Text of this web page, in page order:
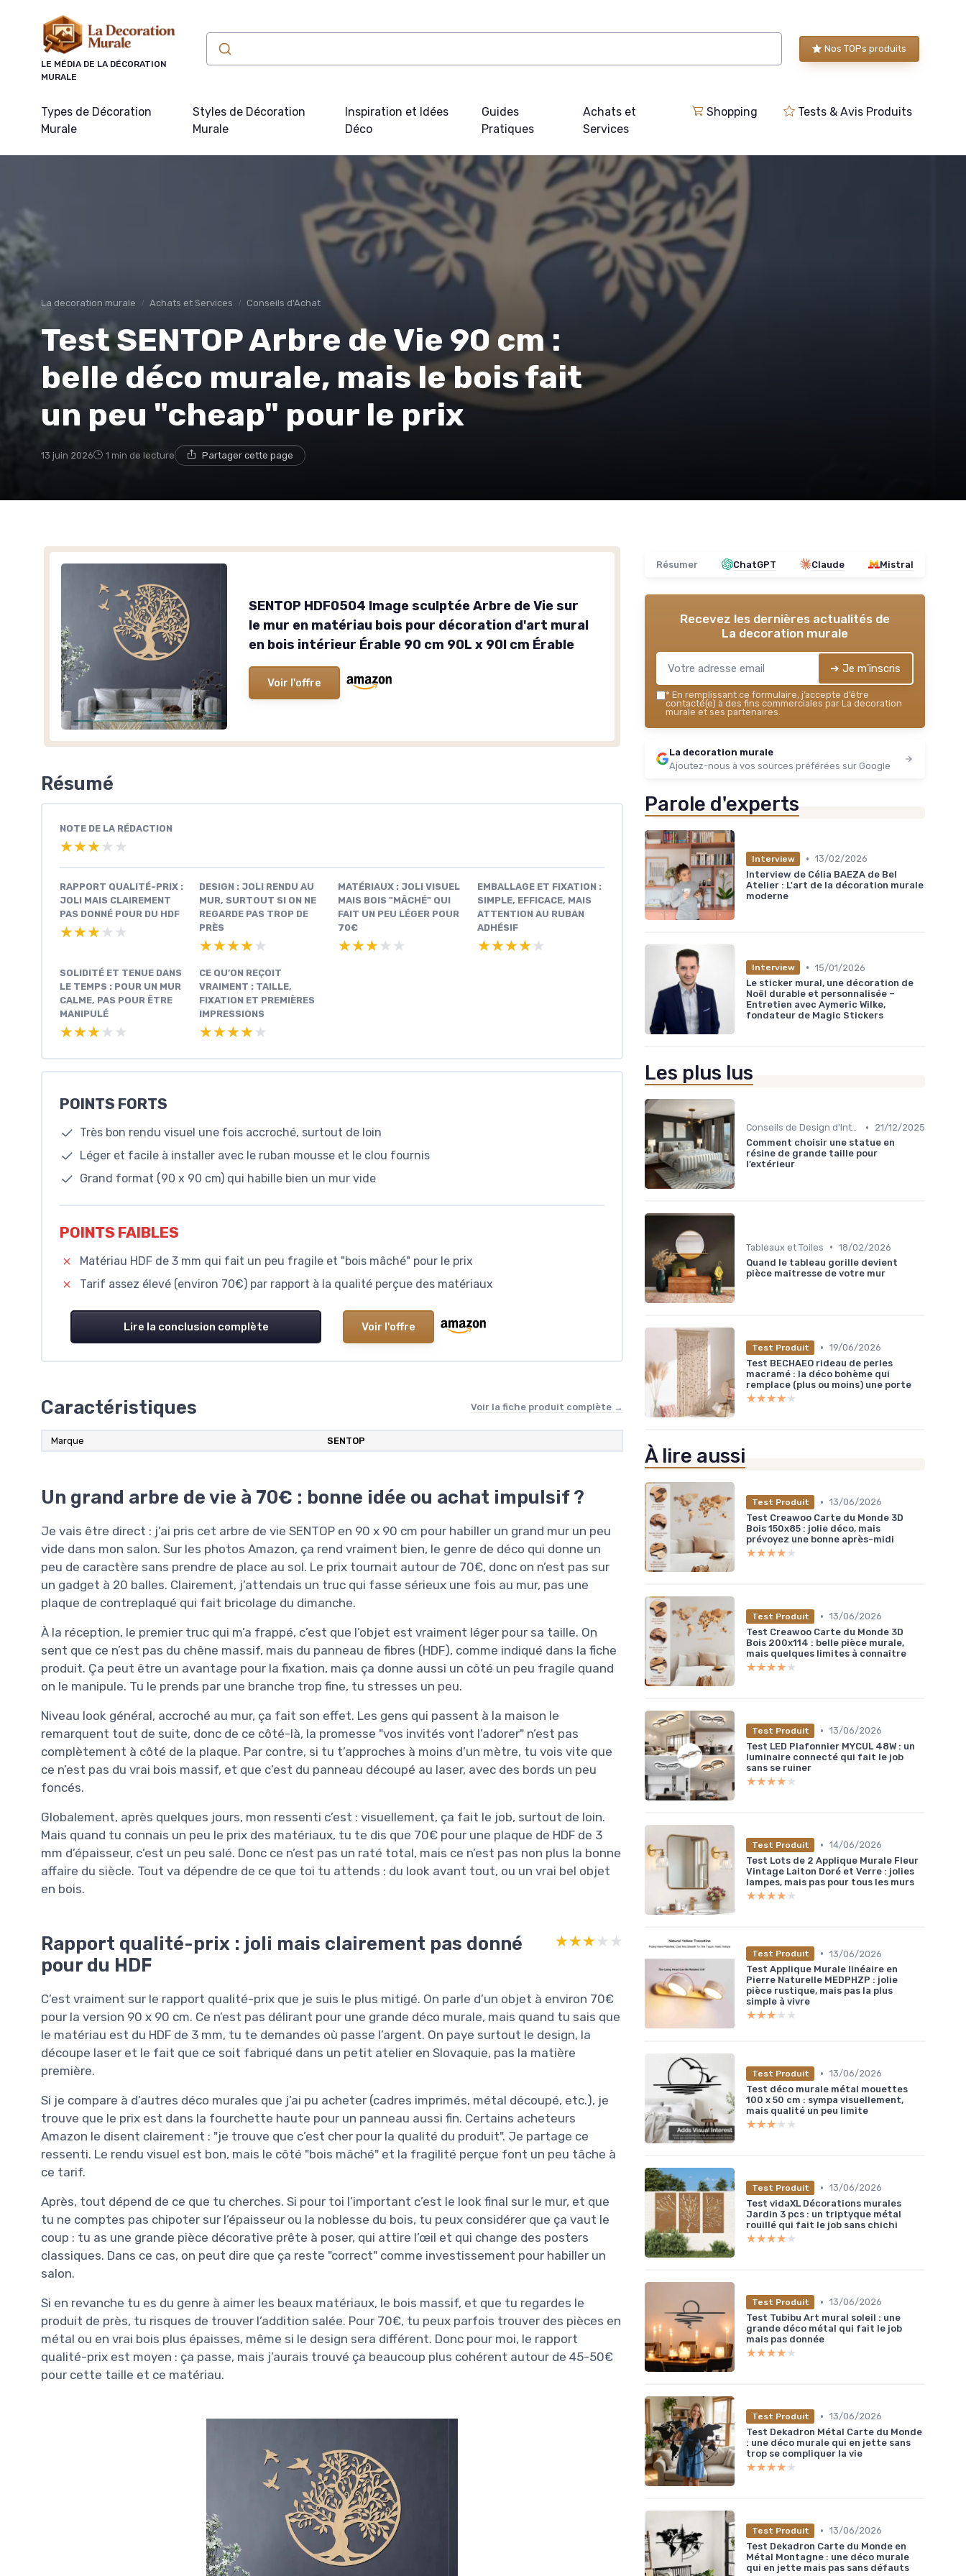
LE MÉDIA DE LA DÉCORATION
MURALE
Nos TOPs produits
Types de Décoration
Murale
Styles de Décoration
Murale
Inspiration et Idées
Déco
Guides
Pratiques
Achats et
Services
Shopping Tests & Avis Produits
La decoration murale Achats et Services Conseils d'Achat
Test SENTOP Arbre de Vie 90 cm :
belle déco murale, mais le bois fait
un peu "cheap" pour le prix
13 juin 2026 1 min de lecture Partager cette page
SENTOP HDF0504 Image sculptée Arbre de Vie sur
le mur en matériau bois pour décoration d'art mural
en bois intérieur Érable 90 cm 90L x 90l cm Érable
Voir l'offre
Résumé
NOTE DE LA RÉDACTION
★★★★★
★★★★★
RAPPORT QUALITÉ-PRIX :
JOLI MAIS CLAIREMENT
PAS DONNÉ POUR DU HDF
★★★★★
★★★★★
DESIGN : JOLI RENDU AU
MUR, SURTOUT SI ON NE
REGARDE PAS TROP DE
PRÈS
★★★★★
★★★★★
MATÉRIAUX : JOLI VISUEL
MAIS BOIS "MÂCHÉ" QUI
FAIT UN PEU LÉGER POUR
70€
★★★★★
★★★★★
EMBALLAGE ET FIXATION :
SIMPLE, EFFICACE, MAIS
ATTENTION AU RUBAN
ADHÉSIF
★★★★★
★★★★★
SOLIDITÉ ET TENUE DANS
LE TEMPS : POUR UN MUR
CALME, PAS POUR ÊTRE
MANIPULÉ
★★★★★
★★★★★
CE QU’ON REÇOIT
VRAIMENT : TAILLE,
FIXATION ET PREMIÈRES
IMPRESSIONS
★★★★★
★★★★★
POINTS FORTS
Très bon rendu visuel une fois accroché, surtout de loin
Léger et facile à installer avec le ruban mousse et le clou fournis
Grand format (90 x 90 cm) qui habille bien un mur vide
POINTS FAIBLES
Matériau HDF de 3 mm qui fait un peu fragile et "bois mâché" pour le prix
Tarif assez élevé (environ 70€) par rapport à la qualité perçue des matériaux
Lire la conclusion complète Voir l'offre
Caractéristiques Voir la fiche produit complète →
Marque SENTOP
Un grand arbre de vie à 70€ : bonne idée ou achat impulsif ?
Je vais être direct : j’ai pris cet arbre de vie SENTOP en 90 x 90 cm pour habiller un grand mur un peu
vide dans mon salon. Sur les photos Amazon, ça rend vraiment bien, le genre de déco qui donne un
peu de caractère sans prendre de place au sol. Le prix tournait autour de 70€, donc on n’est pas sur
un gadget à 20 balles. Clairement, j’attendais un truc qui fasse sérieux une fois au mur, pas une
plaque de contreplaqué qui fait bricolage du dimanche.
À la réception, le premier truc qui m’a frappé, c’est que l’objet est vraiment léger pour sa taille. On
sent que ce n’est pas du chêne massif, mais du panneau de fibres (HDF), comme indiqué dans la fiche
produit. Ça peut être un avantage pour la fixation, mais ça donne aussi un côté un peu fragile quand
on le manipule. Tu le prends par une branche trop fine, tu stresses un peu.
Niveau look général, accroché au mur, ça fait son effet. Les gens qui passent à la maison le
remarquent tout de suite, donc de ce côté-là, la promesse "vos invités vont l’adorer" n’est pas
complètement à côté de la plaque. Par contre, si tu t’approches à moins d’un mètre, tu vois vite que
ce n’est pas du vrai bois massif, et que c’est du panneau découpé au laser, avec des bords un peu
foncés.
Globalement, après quelques jours, mon ressenti c’est : visuellement, ça fait le job, surtout de loin.
Mais quand tu connais un peu le prix des matériaux, tu te dis que 70€ pour une plaque de HDF de 3
mm d’épaisseur, c’est un peu salé. Donc ce n’est pas un raté total, mais ce n’est pas non plus la bonne
affaire du siècle. Tout va dépendre de ce que toi tu attends : du look avant tout, ou un vrai bel objet
en bois.
Rapport qualité-prix : joli mais clairement pas donné
pour du HDF
★★★★★
★★★★★
C’est vraiment sur le rapport qualité-prix que je suis le plus mitigé. On parle d’un objet à environ 70€
pour la version 90 x 90 cm. Ce n’est pas délirant pour une grande déco murale, mais quand tu sais que
le matériau est du HDF de 3 mm, tu te demandes où passe l’argent. On paye surtout le design, la
découpe laser et le fait que ce soit fabriqué dans un petit atelier en Slovaquie, pas la matière
première.
Si je compare à d’autres déco murales que j’ai pu acheter (cadres imprimés, métal découpé, etc.), je
trouve que le prix est dans la fourchette haute pour un panneau aussi fin. Certains acheteurs
Amazon le disent clairement : "je trouve que c’est cher pour la qualité du produit". Je partage ce
ressenti. Le rendu visuel est bon, mais le côté "bois mâché" et la fragilité perçue font un peu tâche à
ce tarif.
Après, tout dépend de ce que tu cherches. Si pour toi l’important c’est le look final sur le mur, et que
tu ne comptes pas chipoter sur l’épaisseur ou la noblesse du bois, tu peux considérer que ça vaut le
coup : tu as une grande pièce décorative prête à poser, qui attire l’œil et qui change des posters
classiques. Dans ce cas, on peut dire que ça reste "correct" comme investissement pour habiller un
salon.
Si en revanche tu es du genre à aimer les beaux matériaux, le bois massif, et que tu regardes le
produit de près, tu risques de trouver l’addition salée. Pour 70€, tu peux parfois trouver des pièces en
métal ou en vrai bois plus épaisses, même si le design sera différent. Donc pour moi, le rapport
qualité-prix est moyen : ça passe, mais j’aurais trouvé ça beaucoup plus cohérent autour de 45-50€
pour cette taille et ce matériau.
Résumer ChatGPT Claude Mistral
Recevez les dernières actualités de
La decoration murale
➔ Je m'inscris
* En remplissant ce formulaire, j’accepte d’être
contacté(e) à des fins commerciales par La decoration
murale et ses partenaires.
La decoration murale
Ajoutez-nous à vos sources préférées sur Google
Parole d'experts
Interview • 13/02/2026
Interview de Célia BAEZA de Bel
Atelier : L'art de la décoration murale
moderne
Interview • 15/01/2026
Le sticker mural, une décoration de
Noël durable et personnalisée –
Entretien avec Aymeric Wilke,
fondateur de Magic Stickers
Les plus lus
Conseils de Design d'Intérieur •
21/12/2025
Comment choisir une statue en
résine de grande taille pour
l’extérieur
Tableaux et Toiles • 18/02/2026
Quand le tableau gorille devient
pièce maîtresse de votre mur
Test Produit • 19/06/2026
Test BECHAEO rideau de perles
macramé : la déco bohème qui
remplace (plus ou moins) une porte
★★★★★
★★★★★
À lire aussi
Test Produit • 13/06/2026
Test Creawoo Carte du Monde 3D
Bois 150x85 : jolie déco, mais
prévoyez une bonne après-midi
★★★★★
★★★★★
Test Produit • 13/06/2026
Test Creawoo Carte du Monde 3D
Bois 200x114 : belle pièce murale,
mais quelques limites à connaître
★★★★★
★★★★★
Test Produit • 13/06/2026
Test LED Plafonnier MYCUL 48W : un
luminaire connecté qui fait le job
sans se ruiner
★★★★★
★★★★★
Test Produit • 14/06/2026
Test Lots de 2 Applique Murale Fleur
Vintage Laiton Doré et Verre : jolies
lampes, mais pas pour tous les murs
★★★★★
★★★★★
Test Produit • 13/06/2026
Test Applique Murale linéaire en
Pierre Naturelle MEDPHZP : jolie
pièce rustique, mais pas la plus
simple à vivre
★★★★★
★★★★★
Test Produit • 13/06/2026
Test déco murale métal mouettes
100 x 50 cm : sympa visuellement,
mais qualité un peu limite
★★★★★
★★★★★
Test Produit • 13/06/2026
Test vidaXL Décorations murales
Jardin 3 pcs : un triptyque métal
rouillé qui fait le job sans chichi
★★★★★
★★★★★
Test Produit • 13/06/2026
Test Tubibu Art mural soleil : une
grande déco métal qui fait le job
mais pas donnée
★★★★★
★★★★★
Test Produit • 13/06/2026
Test Dekadron Métal Carte du Monde
: une déco murale qui en jette sans
trop se compliquer la vie
★★★★★
★★★★★
Test Produit • 13/06/2026
Test Dekadron Carte du Monde en
Métal Montagne : une déco murale
qui en jette mais pas sans défauts